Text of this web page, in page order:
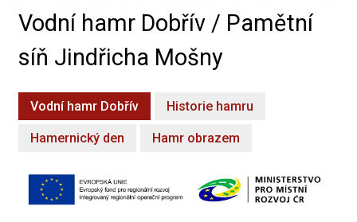
Vodní hamr Dobřív / Pamětní
síň Jindřicha Mošny
Vodní hamr Dobřív Historie hamru
Hamernický den Hamr obrazem